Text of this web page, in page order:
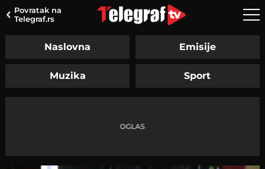
Povratak na
Telegraf.rs
Naslovna Emisije
Muzika Sport